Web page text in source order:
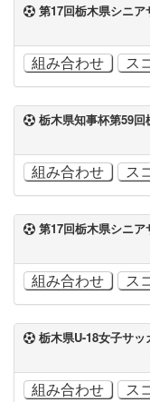
第17回栃木県シニ
組み合わせ ス
栃木県知事杯第59
組み合わせ ス
第17回栃木県シニ
組み合わせ ス
栃木県U-18女子サ
組み合わせ ス